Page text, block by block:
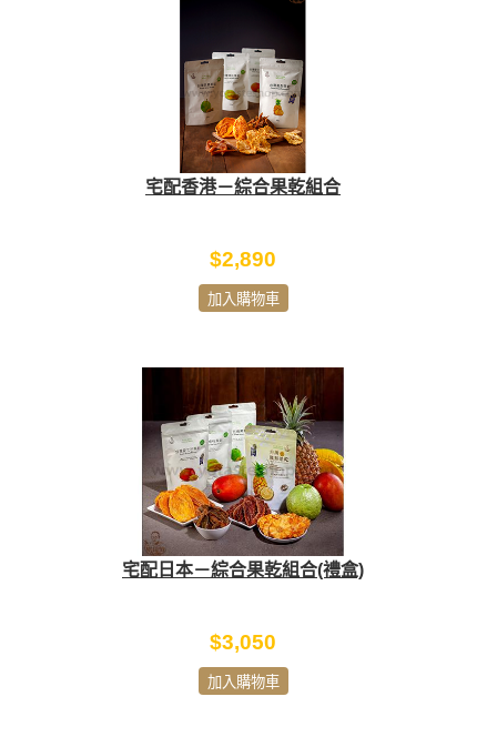
宅配香港－綜合果乾組合
$2,890
加入購物車
宅配日本－綜合果乾組合(禮盒)
$3,050
加入購物車